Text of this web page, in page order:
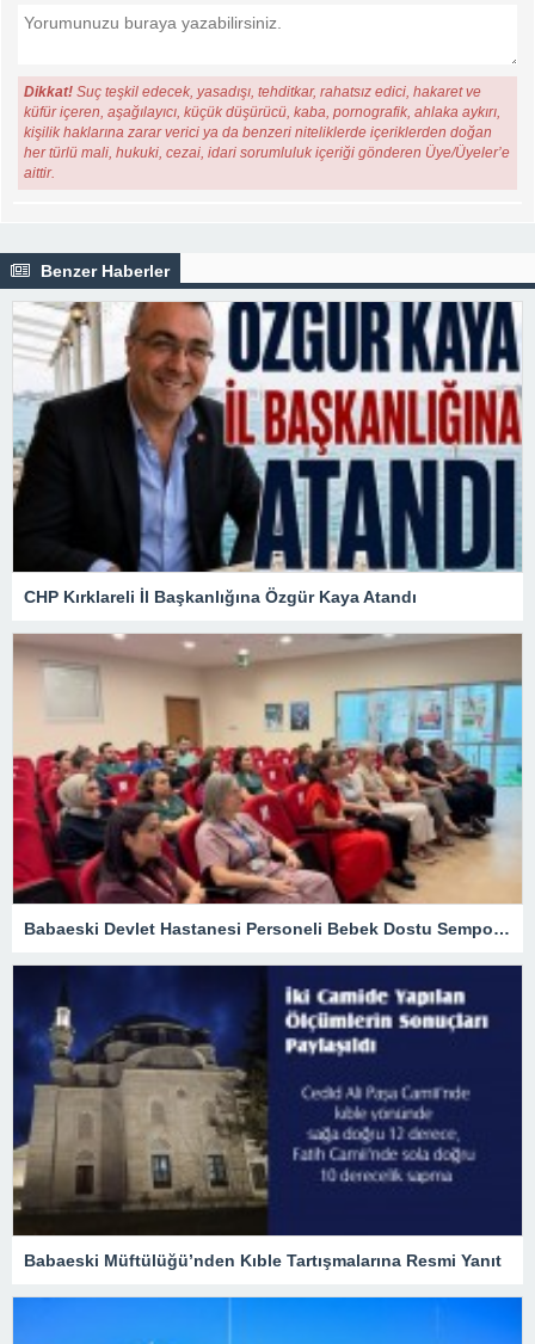
Dikkat! Suç teşkil edecek, yasadışı, tehditkar, rahatsız edici, hakaret ve
küfür içeren, aşağılayıcı, küçük düşürücü, kaba, pornografik, ahlaka aykırı,
kişilik haklarına zarar verici ya da benzeri niteliklerde içeriklerden doğan
her türlü mali, hukuki, cezai, idari sorumluluk içeriği gönderen Üye/Üyeler’e
aittir.
Benzer Haberler
CHP Kırklareli İl Başkanlığına Özgür Kaya Atandı
Babaeski Devlet Hastanesi Personeli Bebek Dostu Sempozyumunda
Babaeski Müftülüğü’nden Kıble Tartışmalarına Resmi Yanıt